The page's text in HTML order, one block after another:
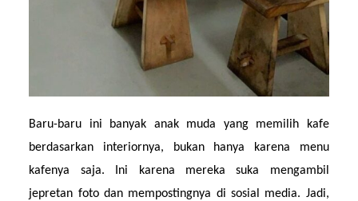
Baru-baru ini banyak anak muda yang memilih kafe
berdasarkan interiornya, bukan hanya karena menu
kafenya saja. Ini karena mereka suka mengambil
jepretan foto dan mempostingnya di sosial media. Jadi,